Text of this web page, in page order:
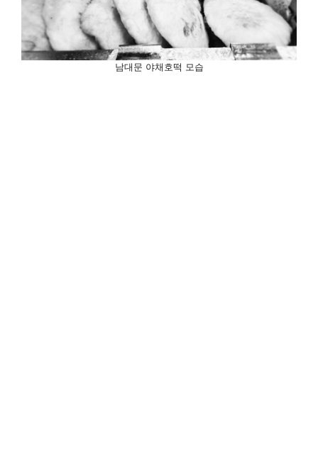
남대문 야채호떡 모습